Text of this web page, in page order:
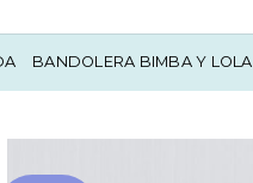
BANDOLERA BIMBA Y LOLA